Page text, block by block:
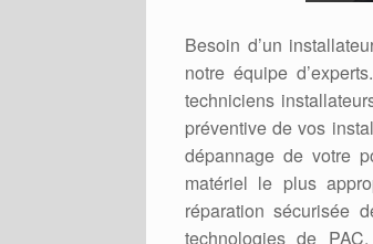
Besoin d’un
notre équipe
techniciens
préventive de vos
dépannage de votre
matériel le plus
réparation sécurisée
technologies de